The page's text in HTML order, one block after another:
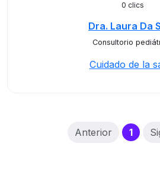
0 clics
Dra. Laura Da
Consultorio
Cuidado de la
Anterior 1